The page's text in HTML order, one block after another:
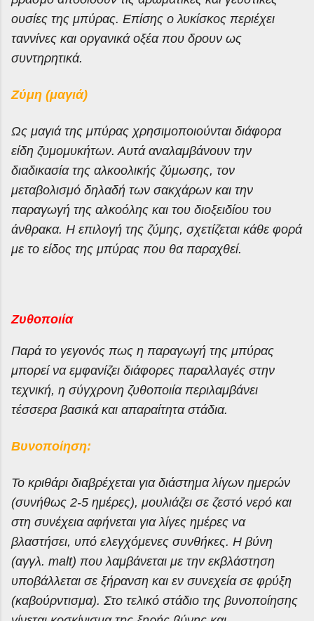
ουσίες της μπύρας. Επίσης ο λυκίσκος περιέχει
ταννίνες και οργανικά οξέα που δρουν ως
συντηρητικά.
Ζύμη (μαγιά)
Ως μαγιά της μπύρας χρησιμοποιούνται διάφορα
είδη ζυμομυκήτων. Αυτά αναλαμβάνουν την
διαδικασία της αλκοολικής ζύμωσης, τον
μεταβολισμό δηλαδή των σακχάρων και την
παραγωγή της αλκοόλης και του διοξειδίου του
άνθρακα. Η επιλογή της ζύμης, σχετίζεται κάθε φορά
με το είδος της μπύρας που θα παραχθεί.
Ζυθοποιία
Παρά το γεγονός πως η παραγωγή της μπύρας
μπορεί να εμφανίζει διάφορες παραλλαγές στην
τεχνική, η σύγχρονη ζυθοποιία περιλαμβάνει
τέσσερα βασικά και απαραίτητα στάδια.
Βυνοποίηση:
Το κριθάρι διαβρέχεται για διάστημα λίγων ημερών
(συνήθως 2-5 ημέρες), μουλιάζει σε ζεστό νερό και
στη συνέχεια αφήνεται για λίγες ημέρες να
βλαστήσει, υπό ελεγχόμενες συνθήκες. Η βύνη
(αγγλ. malt) που λαμβάνεται με την εκβλάστηση
υποβάλλεται σε ξήρανση και εν συνεχεία σε φρύξη
(καβούρντισμα). Στο τελικό στάδιο της βυνοποίησης